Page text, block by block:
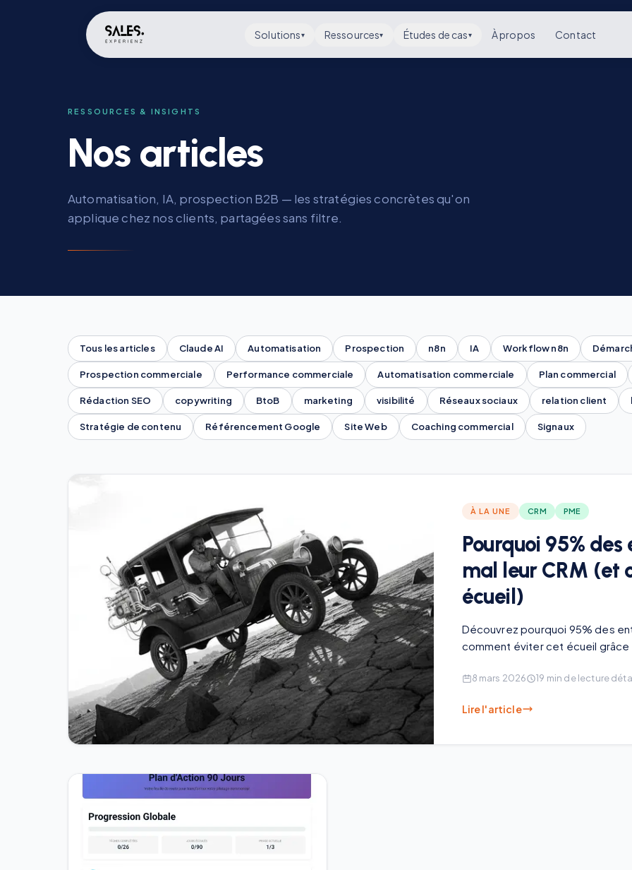
Solutions▾ Ressources▾ Études de cas▾ À propos Contact
RESSOURCES & INSIGHTS
Nos articles
Automatisation, IA, prospection B2B — les stratégies concrètes qu'on
applique chez nos clients, partagées sans filtre.
Tous les articles Claude AI Automatisation Prospection n8n IA Workflow n8n
Prospection commerciale Performance commerciale Automatisation commerciale Plan commercial
Rédaction SEO copywriting BtoB marketing visibilité Réseaux sociaux relation client
Stratégie de contenu Référencement Google Site Web Coaching commercial Signaux
À LA UNE CRM PME
Pourquoi 95%
mal leur CRM (et
écueil)
Découvrez pourquoi 95% des
comment éviter cet écueil grâce
8 mars 2026 19 min de lecture
Lire l'article